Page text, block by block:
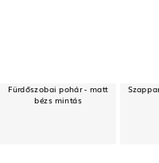
Fürdőszobai pohár - matt
bézs mintás